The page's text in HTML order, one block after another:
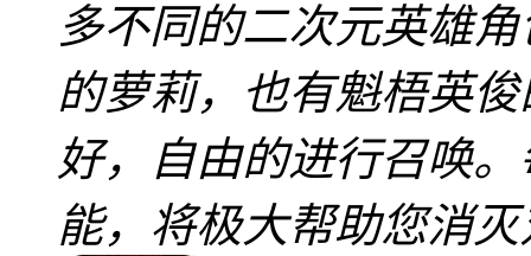
多不同的二次元英雄
的萝莉，也有魁梧英
好，自由的进行召唤
能，将极大帮助您消